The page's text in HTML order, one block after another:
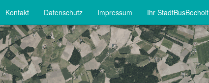
Kontakt Datenschutz Impressum Ihr StadtBusBocholt